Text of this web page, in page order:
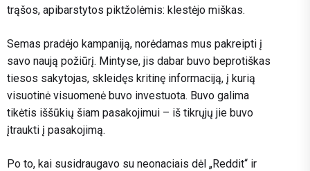
trąšos, apibarstytos piktžolėmis: klestėjo miškas.
Semas pradėjo kampaniją, norėdamas mus pakreipti į
savo naują požiūrį. Mintyse, jis dabar buvo beprotiškas
tiesos sakytojas, skleidęs kritinę informaciją, į kurią
visuotinė visuomenė buvo investuota. Buvo galima
tikėtis iššūkių šiam pasakojimui – iš tikrųjų jie buvo
įtraukti į pasakojimą.
Po to, kai susidraugavo su neonaciais dėl „Reddit“ ir